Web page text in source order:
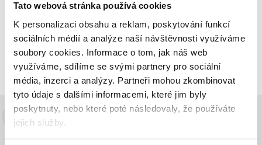
Tato webová stránka používá cookies
K personalizaci obsahu a reklam, poskytování funkcí
sociálních médií a analýze naší návštěvnosti využíváme
soubory cookies. Informace o tom, jak náš web
využíváme, sdílíme se svými partnery pro sociální
média, inzerci a analýzy. Partneři mohou zkombinovat
tyto údaje s dalšími informacemi, které jim byly
poskytnuty, nebo které poté následovaly, že používáte
jejich služby.
Zobraz záznamů
Zobrazuji 1 až 2 z celkem 2 záznamů
Předchozí
Budete to vědět jako první!